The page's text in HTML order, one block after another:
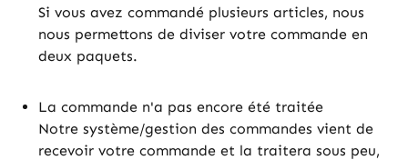
Si vous avez commandé plusieurs articles, nous
nous permettons de diviser votre commande en
deux paquets.
La commande n'a pas encore été traitée
Notre système/gestion des commandes vient de
recevoir votre commande et la traitera sous peu,